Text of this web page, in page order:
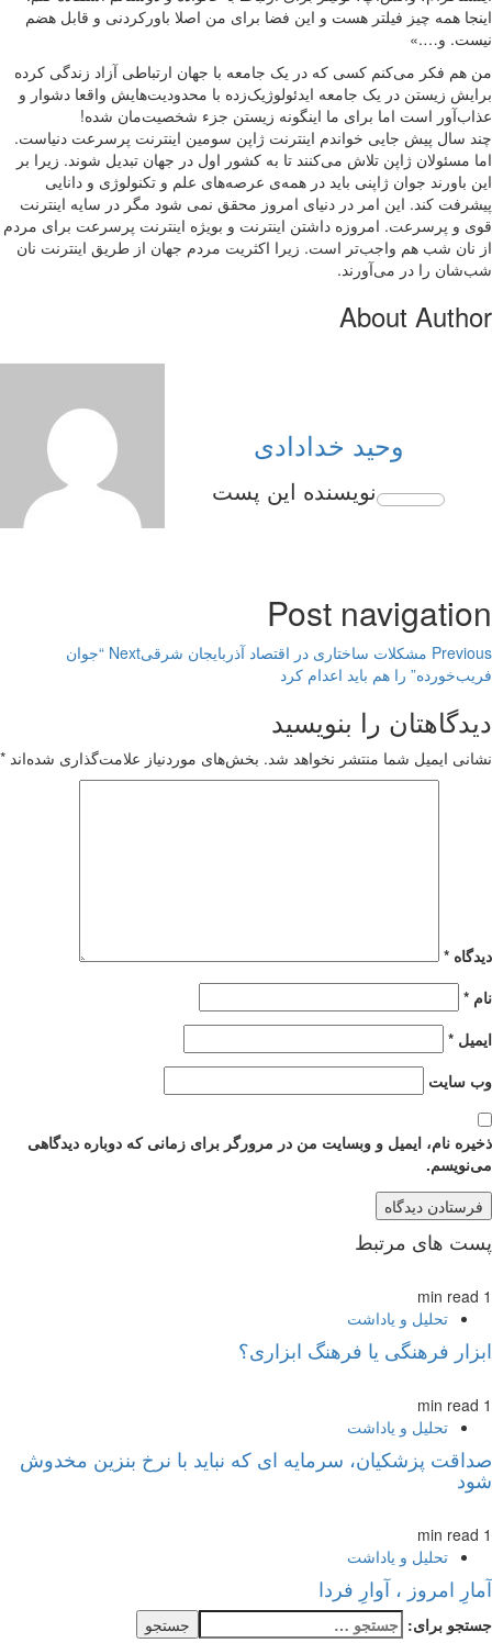
اینجا همه چیز فیلتر هست و این فضا برای من اصلا باورکردنی و قابل هضم
نیست. و….»
من هم‌ فکر می‌کنم کسی که در یک جامعه‌ با جهان ارتباطی آزاد زندگی کرده
برایش زیستن در یک جامعه ایدئولوژیک‌زده‌ با محدودیت‌هایش واقعا دشوار و
عذاب‌آور است اما برای ما اینگونه زیستن جزء شخصیت‌مان شده!
چند سال پیش جایی خواندم اینترنت ژاپن سومین اینترنت پر‌سرعت دنیاست.
اما مسئولان ژاپن تلاش می‌کنند تا به کشور اول در جهان تبدیل شوند. زیرا بر
این باورند جوان ژاپنی باید در همه‌ی عرصه‌های علم و تکنولوژی و دانایی
پیشرفت کند. این امر در دنیای امروز محقق نمی شود مگر در سایه اینترنت
قوی و پرسرعت. امروزه داشتن اینترنت و بویژه اینترنت پرسرعت برای مردم
از نان شب هم واجب‌تر است. زیرا اکثریت مردم جهان از طریق اینترنت نان
شب‌شان را در می‌آورند.
About Author
وحید خدادادی
Post navigation
Previous مشکلات ساختاری در اقتصاد آذربایجان شرقیNext “جوان
فریب‌خورده” را هم باید اعدام کرد
دیدگاهتان را بنویسید
نشانی ایمیل شما منتشر نخواهد شد. بخش‌های موردنیاز علامت‌گذاری شده‌اند *
دیدگاه *
نام *
ایمیل *
وب‌ سایت
ذخیره نام، ایمیل و وبسایت من در مرورگر برای زمانی که دوباره دیدگاهی
می‌نویسم.
پست های مرتبط
1 min read
تحلیل و یاداشت
ابزار فرهنگی یا فرهنگ ابزاری؟
1 min read
تحلیل و یاداشت
صداقت پزشکیان، سرمایه ای که نباید با نرخ بنزین مخدوش
شود
1 min read
تحلیل و یاداشت
آمارِ امروز ، آوارِ فردا
جستجو برای: